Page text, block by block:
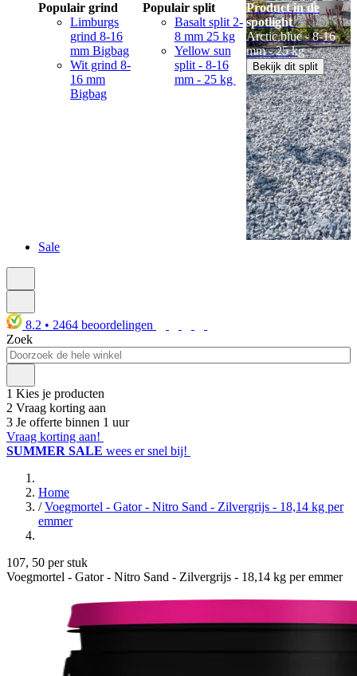
Populair grind
Limburgs
grind 8-16
mm Bigbag
Wit grind 8-
16 mm
Bigbag
Populair split
Basalt split 2-
8 mm 25 kg
Yellow sun
split - 8-16
mm - 25 kg
Product in de
spotlight
Arctic blue - 8-16
mm - 25 kg
Bekijk dit split
Sale
8.2 • 2464 beoordelingen
Zoek
1 Kies je producten
2 Vraag korting aan
3 Je offerte binnen 1 uur
Vraag korting aan!
SUMMER SALE wees er snel bij!
Home
/ Voegmortel - Gator - Nitro Sand - Zilvergrijs - 18,14 kg per
emmer
107, 50 per stuk
Voegmortel - Gator - Nitro Sand - Zilvergrijs - 18,14 kg per emmer